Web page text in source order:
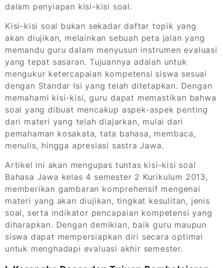
dalam penyiapan kisi-kisi soal.
Kisi-kisi soal bukan sekadar daftar topik yang
akan diujikan, melainkan sebuah peta jalan yang
memandu guru dalam menyusun instrumen evaluasi
yang tepat sasaran. Tujuannya adalah untuk
mengukur ketercapaian kompetensi siswa sesuai
dengan Standar Isi yang telah ditetapkan. Dengan
memahami kisi-kisi, guru dapat memastikan bahwa
soal yang dibuat mencakup aspek-aspek penting
dari materi yang telah diajarkan, mulai dari
pemahaman kosakata, tata bahasa, membaca,
menulis, hingga apresiasi sastra Jawa.
Artikel ini akan mengupas tuntas kisi-kisi soal
Bahasa Jawa kelas 4 semester 2 Kurikulum 2013,
memberikan gambaran komprehensif mengenai
materi yang akan diujikan, tingkat kesulitan, jenis
soal, serta indikator pencapaian kompetensi yang
diharapkan. Dengan demikian, baik guru maupun
siswa dapat mempersiapkan diri secara optimal
untuk menghadapi evaluasi akhir semester.